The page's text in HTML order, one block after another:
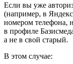
Если вы уже
(например, в
номером телефона,
в профиле
а не в свой старый.
В этом случае: